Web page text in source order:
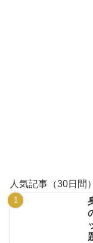
人気記事（30日間）